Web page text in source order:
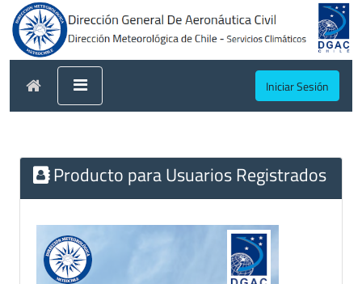
Iniciar Sesión
Producto para Usuarios Registrados